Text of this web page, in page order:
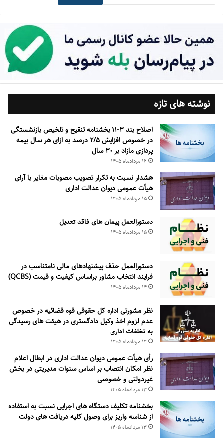
نوشته های تازه
اصلاح بند ۳‏-۱۱ بخشنامه تنقیح و تلخیص بازنشستگی
در خصوص افزایش ۵‏‏‏‏‏‏‏‏‏/۲ درصد به ازای هر سال بیمه
پردازی مازاد بر ۳۰‏ سال
۱۶ مرداد‌ماه ۱۴۰۵
هشدار نسبت به تکرار تصویب مصوبات مغایر با آرای
هیأت عمومی دیوان عدالت اداری
۱۵ مرداد‌ماه ۱۴۰۵
دستورالعمل پیمان های فاقد تعدیل
۱۵ مرداد‌ماه ۱۴۰۵
دستورالعمل حذف پيشنهادهای مالی نامتناسب در
فرايند انتخاب مشاور براساس كيفيت و قيمت (QCBS)
۱۴ مرداد‌ماه ۱۴۰۵
نظر مشورتی اداره کل حقوقی قوه قضائیه در خصوص
عدم لزوم اخذ وکیل دادگستری در هیئت های رسیدگی
به تخلفات اداری
۱۴ مرداد‌ماه ۱۴۰۵
رأی هیأت عمومی دیوان عدالت اداری در ابطال اعلام
نظر امکان انتصاب بر اساس سنوات مدیریتی در بخش
غیردولتی و خصوصی
۱۳ مرداد‌ماه ۱۴۰۵
بخشنامه تکلیف دستگاه های اجرایی نسبت به استفاده
از شناسه واریز برای وصول کلیه دریافت های دولت
۱۳ مرداد‌ماه ۱۴۰۵